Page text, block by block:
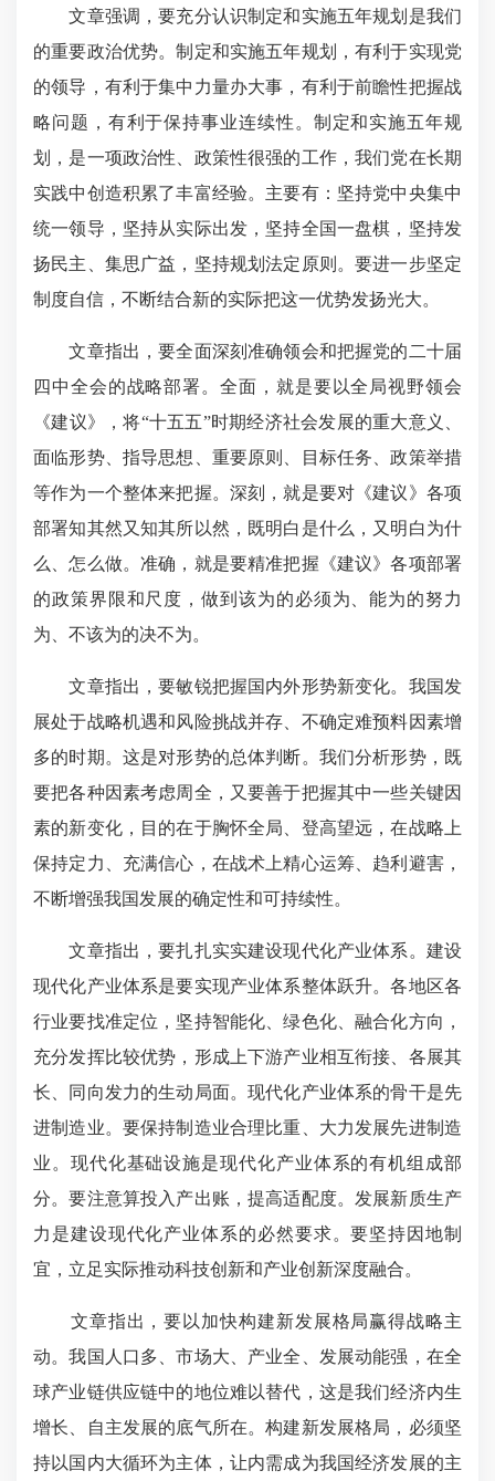
文章强调，要充分认识制定和实施五年规划是我们
的重要政治优势。制定和实施五年规划，有利于实现党
的领导 ，有利于集中力量办大事，有利于前瞻性把握战
略问题，有利于保持事业连续性。制定和实施五年规
划，是一项政治性、政策性很强的工作，我们党在长期
实践中创造积累了丰富经验。主要有：坚持党中央集中
统一领导，坚持从实际出发，坚持全国一盘棋，坚持发
扬民主、集思广益，坚持规划法定原则。要进一步坚定
制度自信，不断结合新的实际把这一优势发扬光大。
文章指出，要全面深刻准确领会和把握党的二十届
四中全会的战略部署。全面，就是要以全局视野领会
《建议》，将“十五五”时期经济社会发展的重大意义、
面临形势、指导思想、重要原则、目标任务、政策举措
等作为一个整体来把握。深刻，就是要对《建议》各项
部署知其然又知其所以然，既明白是什么，又明白为什
么、怎么做。准确，就是要精准把握《建议》各项部署
的政策界限和尺度，做到该为的必须为、能为的努力
为、不该为的决不为。
文章指出，要敏锐把握国内外形势新变化。我国发
展处于战略机遇和风险挑战并存、不确定难预料因素增
多的时期。这是对形势的总体判断。我们分析形势，既
要把各种因素考虑周全，又要善于把握其中一些关键因
素的新变化，目的在于胸怀全局、登高望远，在战略上
保持定力、充满信心，在战术上精心运筹、趋利避害，
不断增强我国发展的确定性和可持续性。
文章指出，要扎扎实实建设现代化产业体系。建设
现代化产业体系是要实现产业体系整体跃升。各地区各
行业要找准定位，坚持智能化、绿色化、融合化方向，
充分发挥比较优势，形成上下游产业相互衔接、各展其
长、同向发力的生动局面。现代化产业体系的骨干是先
进制造业。要保持制造业合理比重、大力发展先进制造
业。现代化基础设施是现代化产业体系的有机组成部
分。要注意算投入产出账，提高适配度。发展新质生产
力是建设现代化产业体系的必然要求。要坚持因地制
宜，立足实际推动科技创新和产业创新深度融合。
文章指出，要以加快构建新发展格局赢得战略主
动。我国人口多、市场大、产业全、发展动能强，在全
球产业链供应链中的地位难以替代，这是我们经济内生
增长、自主发展的底气所在。构建新发展格局，必须坚
持以国内大循环为主体， 让内需成为我国经济发展的主